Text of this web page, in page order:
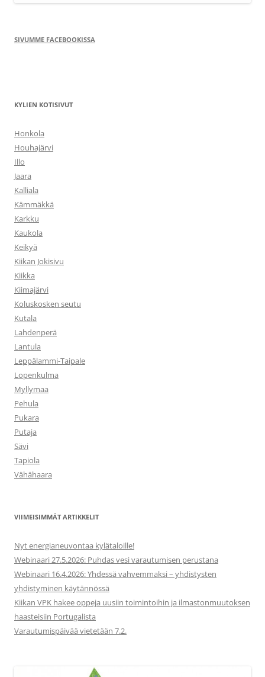
SIVUMME FACEBOOKISSA
KYLIEN KOTISIVUT
Honkola
Houhajärvi
Illo
Jaara
Kalliala
Kämmäkkä
Karkku
Kaukola
Keikyä
Kiikan Jokisivu
Kiikka
Kiimajärvi
Koluskosken seutu
Kutala
Lahdenperä
Lantula
Leppälammi-Taipale
Lopenkulma
Myllymaa
Pehula
Pukara
Putaja
Sävi
Tapiola
Vähähaara
VIIMEISIMMÄT ARTIKKELIT
Nyt energianeuvontaa kylätaloille!
Webinaari 27.5.2026: Puhdas vesi varautumisen perustana
Webinaari 16.4.2026: Yhdessä vahvemmaksi – yhdistysten
yhdistyminen käytännössä
Kiikan VPK hakee oppeja uusiin toimintoihin ja ilmastonmuutoksen
haasteisiin Portugalista
Varautumispäivää vietetään 7.2.